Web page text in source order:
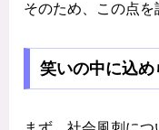
そのため、この点を
笑いの中に込め